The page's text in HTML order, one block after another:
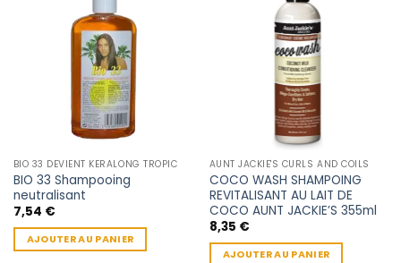
BIO 33 DEVIENT KERALONG TROPIC
BIO 33 Shampooing
neutralisant
7,54 €
AJOUTER AU PANIER
AUNT JACKIE'S CURLS AND COILS
COCO WASH SHAMPOING
REVITALISANT AU LAIT DE
COCO AUNT JACKIE’S 355ml
8,35 €
AJOUTER AU PANIER